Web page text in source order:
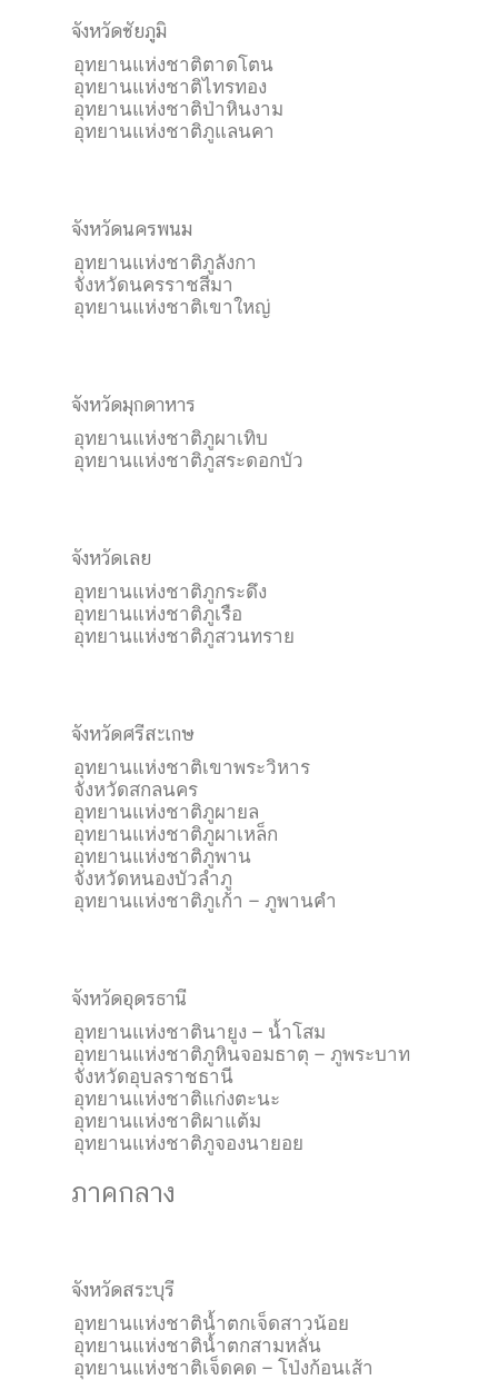
จังหวัดชัยภูมิ
อุทยานแห่งชาติตาดโตน
อุทยานแห่งชาติไทรทอง
อุทยานแห่งชาติป่าหินงาม
อุทยานแห่งชาติภูแลนคา
จังหวัดนครพนม
อุทยานแห่งชาติภูลังกา
จังหวัดนครราชสีมา
อุทยานแห่งชาติเขาใหญ่
จังหวัดมุกดาหาร
อุทยานแห่งชาติภูผาเทิบ
อุทยานแห่งชาติภูสระดอกบัว
จังหวัดเลย
อุทยานแห่งชาติภูกระดึง
อุทยานแห่งชาติภูเรือ
อุทยานแห่งชาติภูสวนทราย
จังหวัดศรีสะเกษ
อุทยานแห่งชาติเขาพระวิหาร
จังหวัดสกลนคร
อุทยานแห่งชาติภูผายล
อุทยานแห่งชาติภูผาเหล็ก
อุทยานแห่งชาติภูพาน
จังหวัดหนองบัวลำภู
อุทยานแห่งชาติภูเก้า – ภูพานคำ
จังหวัดอุดรธานี
อุทยานแห่งชาตินายูง – น้ำโสม
อุทยานแห่งชาติภูหินจอมธาตุ – ภูพระบาท
จังหวัดอุบลราชธานี
อุทยานแห่งชาติแก่งตะนะ
อุทยานแห่งชาติผาแต้ม
อุทยานแห่งชาติภูจองนายอย
ภาคกลาง
จังหวัดสระบุรี
อุทยานแห่งชาติน้ำตกเจ็ดสาวน้อย
อุทยานแห่งชาติน้ำตกสามหลั่น
อุทยานแห่งชาติเจ็ดคด – โป่งก้อนเส้า